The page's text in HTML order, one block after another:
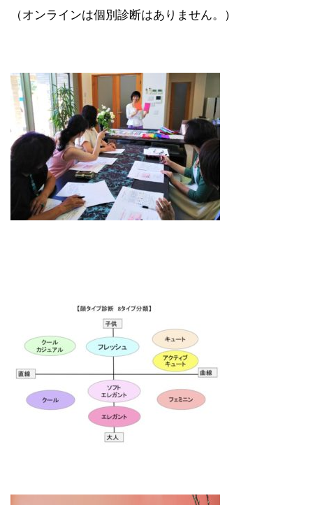
（オンラインは個別診断はありません。）